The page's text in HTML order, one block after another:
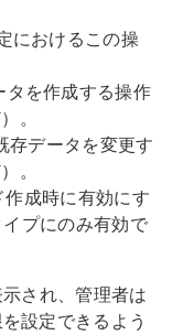
におけるこの操
タを作成する操作
。
存データを変更す
。
作成時に有効にす
イプにのみ有効で
され、管理者は
設定できるよう